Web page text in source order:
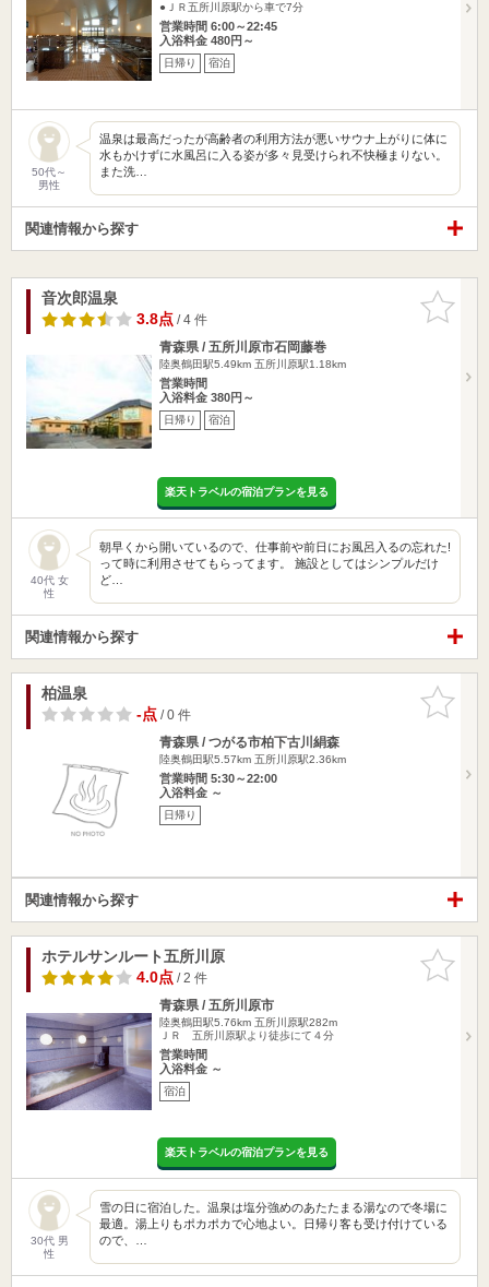
●ＪＲ五所川原駅から車で7分
営業時間 6:00～22:45
入浴料金 480円～
日帰り 宿泊
50代～
男性
温泉は最高だったが高齢者の利用方法が悪いサウナ上がりに体に
水もかけずに水風呂に入る姿が多々見受けられ不快極まりない。
また洗…
関連情報から探す
お気に入
りに追加
音次郎温泉
3.8点/ 4 件
青森県 / 五所川原市石岡藤巻
陸奥鶴田駅5.49km 五所川原駅1.18km
営業時間
入浴料金 380円～
日帰り 宿泊
楽天トラベルの宿泊プランを見る
40代 女
性
朝早くから開いているので、仕事前や前日にお風呂入るの忘れた!
って時に利用させてもらってます。 施設としてはシンプルだけ
ど…
関連情報から探す
お気に入
りに追加
柏温泉
-点/ 0 件
青森県 / つがる市柏下古川絹森
陸奥鶴田駅5.57km 五所川原駅2.36km
営業時間 5:30～22:00
入浴料金 ～
日帰り
関連情報から探す
お気に入
りに追加
ホテルサンルート五所川原
4.0点/ 2 件
青森県 / 五所川原市
陸奥鶴田駅5.76km 五所川原駅282m
ＪＲ 五所川原駅より徒歩にて４分
営業時間
入浴料金 ～
宿泊
楽天トラベルの宿泊プランを見る
30代 男
性
雪の日に宿泊した。温泉は塩分強めのあたたまる湯なので冬場に
最適。湯上りもポカポカで心地よい。日帰り客も受け付けている
ので、…